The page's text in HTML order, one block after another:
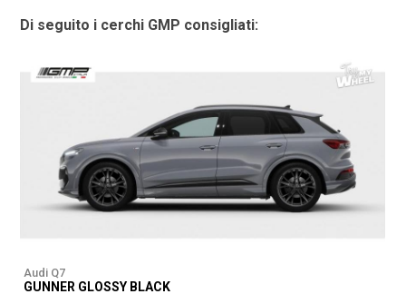
Di seguito i cerchi GMP consigliati:
Audi Q7
GUNNER GLOSSY BLACK